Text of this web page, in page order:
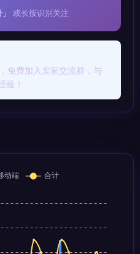
或长按识别关注
免费加入卖家交流群，与
验！